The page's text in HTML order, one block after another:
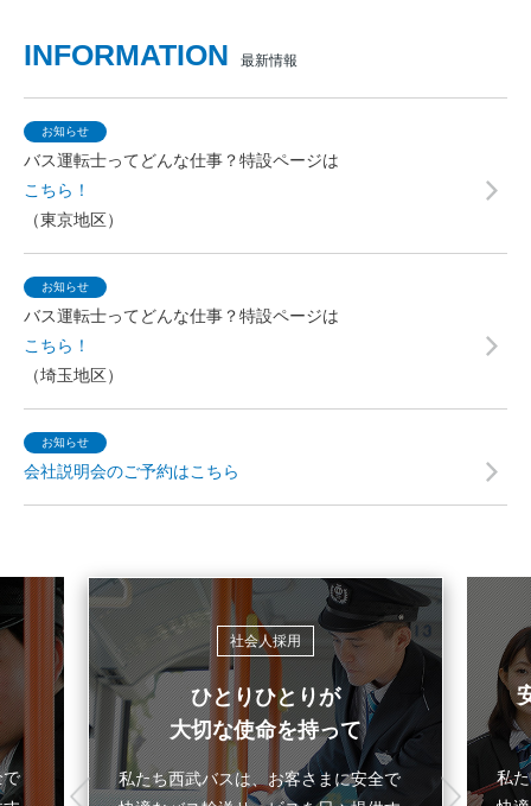
INFORMATION 最新情報
お知らせ
バス運転士ってどんな仕事？特設ページは
こちら！
（東京地区）
お知らせ
バス運転士ってどんな仕事？特設ページは
こちら！
（埼玉地区）
お知らせ
会社説明会のご予約はこちら
で
社会人採用
ひとりひとりが
大切な使命を持って
私たち西武バスは、お客さまに安全で
私